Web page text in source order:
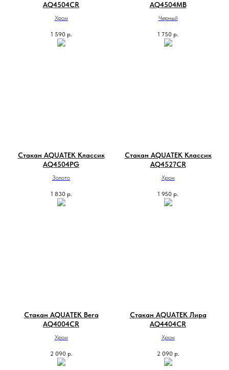
AQ4504CR
Хром
1 590 р.
AQ4504MB
Черный
1 750 р.
Стакан AQUATEK Классик
AQ4504PG
Золото
1 830 р.
Стакан AQUATEK Классик
AQ4527CR
Хром
1 950 р.
Стакан AQUATEK Вега
AQ4004CR
Хром
2 090 р.
Стакан AQUATEK Лира
AQ4404CR
Хром
2 090 р.